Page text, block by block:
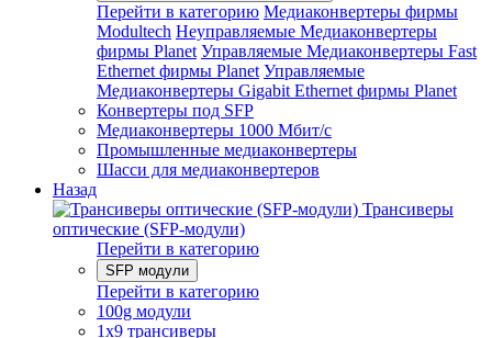
Перейти в категорию Медиаконвертеры фирмы
Modultech Неуправляемые Медиаконвертеры
фирмы Planet Управляемые Медиаконвертеры Fast
Ethernet фирмы Planet Управляемые
Медиаконвертеры Gigabit Ethernet фирмы Planet
Конвертеры под SFP
Медиаконвертеры 1000 Мбит/с
Промышленные медиаконвертеры
Шасси для медиаконвертеров
Назад
Трансиверы
оптические (SFP-модули)
Перейти в категорию
SFP модули
Перейти в категорию
100g модули
1x9 трансиверы